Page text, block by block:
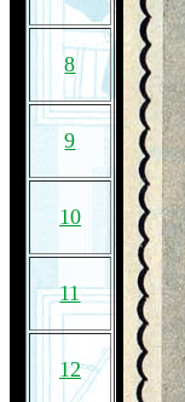
8
9
10
11
12